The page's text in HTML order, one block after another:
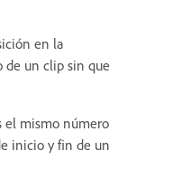
en la
de un clip sin que
el mismo número
inicio y fin de un